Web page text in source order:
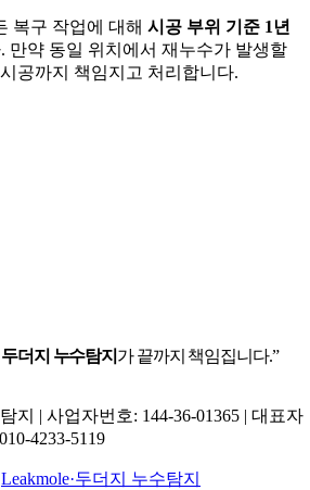
복구 작업에 대해 시공 부위 기준 1년
만약 동일 위치에서 재누수가 발생할
공까지 책임지고 처리합니다.
두더지 누수탐지 가 끝까지 책임집니다.”
지 | 사업자번호: 144-36-01365 | 대표자
4233-5119
Leakmole·두더지 누수탐지